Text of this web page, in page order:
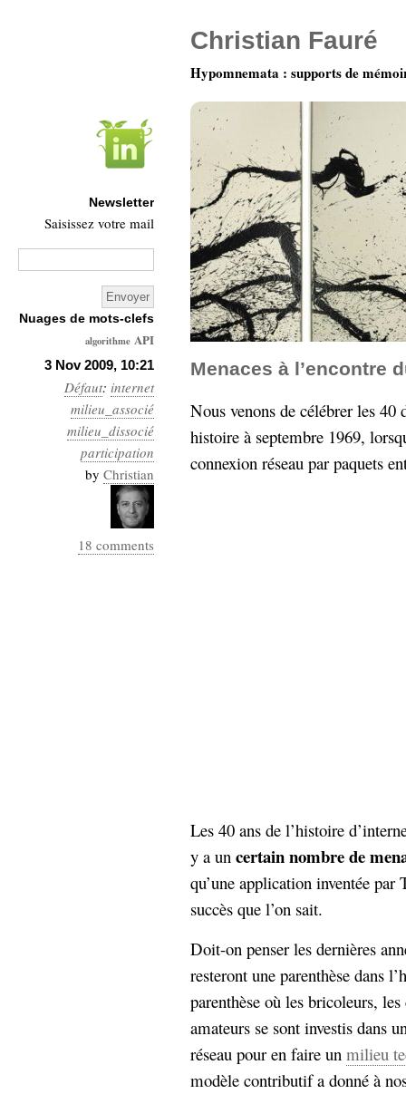
3 Nov 2009, 10:21
Défaut: internet
milieu_associé
milieu_dissocié
participation
by Christian
18 comments
Menaces à l’encontre
Nous venons de célébrer les 40
histoire à septembre 1969,
connexion réseau par paquets
Les 40 ans de l’histoire
y a un certain nombre de
qu’une application inventée
succès que l’on sait.
Doit-on penser les dernières
resteront une parenthèse dans
parenthèse où les bricoleurs,
amateurs se sont investis dans
réseau pour en faire un milieu
modèle contributif a donné à
Christian Fauré
Hypomnemata : supports de
Newsletter
Saisissez votre mail
Nuages de mots-clefs
algorithme API
Architecture
Ars-
Industrialis
business_model
cinéma
Cloud
Computing